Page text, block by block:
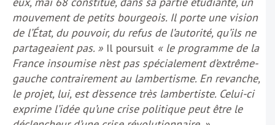
mouvement de petits bourgeois. Il porte une vision
de l’État, du pouvoir, du refus de l’autorité, qu’ils ne
partageaient pas. » Il poursuit « le programme de la
France insoumise n’est pas spécialement d’extrême-
gauche contrairement au lambertisme. En revanche,
le projet, lui, est d’essence très lambertiste. Celui-ci
exprime l’idée qu’une crise politique peut être le